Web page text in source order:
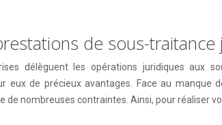
de sous-traitance
délèguent les opérations juridiques aux
eux de précieux avantages. Face au manque
de nombreuses contraintes. Ainsi, pour réaliser